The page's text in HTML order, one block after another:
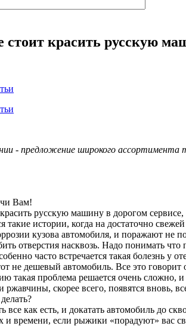
стоит красить русскую
- предложение широкого ассортимента
Вам!
русскую машину в дорогом
такие истории, когда на достаточно
кузова автомобиля, и поражают не
отверстия насквозь. Надо понимать
часто встречается такая болезнь у
не дешевый автомобиль. Все это говорит
такая проблема решается очень сложно,
ржавчины, скорее всего, появятся вновь,
все как есть, и докатать автомобиль до
и времени, если рыжики «порадуют» вас